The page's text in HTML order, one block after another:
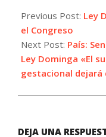
08-
17
Previous Post: Ley
el Congreso
Next Post: País:
Ley Dominga «El
gestacional dejará
DEJA UNA